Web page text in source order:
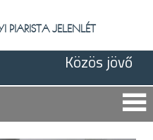
PIARISTA JELENLÉT
Közös jövő